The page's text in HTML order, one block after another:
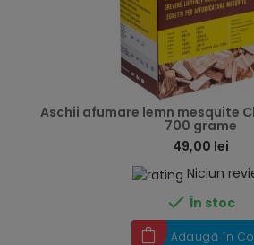
Aschii afumare lemn mesquite
700 grame
49,00 lei
Niciun
 În stoc
Adaugă în